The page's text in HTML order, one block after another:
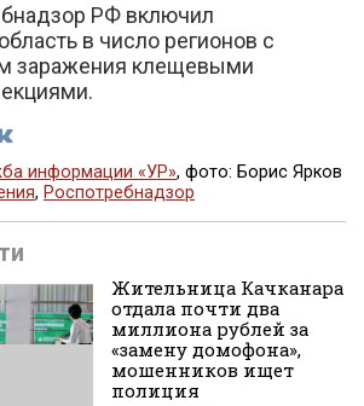
РФ включил
в число регионов с
заражения клещевыми
информации «УР», фото: Борис Ярков
, Роспотребнадзор
Жительница Качканара
отдала почти два
миллиона рублей за
«замену домофона»,
мошенников ищет
полиция